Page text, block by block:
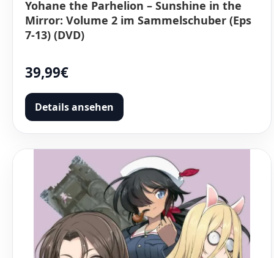
Yohane the Parhelion – Sunshine in the
Mirror: Volume 2 im Sammelschuber (Eps
7-13) (DVD)
39,99€
Details ansehen